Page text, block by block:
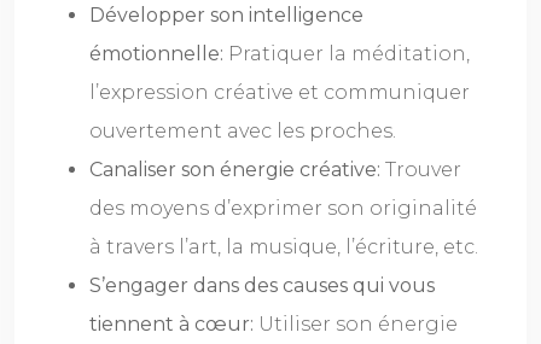
Développer son intelligence
émotionnelle: Pratiquer la méditation,
l’expression créative et communiquer
ouvertement avec les proches.
Canaliser son énergie créative: Trouver
des moyens d’exprimer son originalité
à travers l’art, la musique, l’écriture, etc.
S’engager dans des causes qui vous
tiennent à cœur: Utiliser son énergie